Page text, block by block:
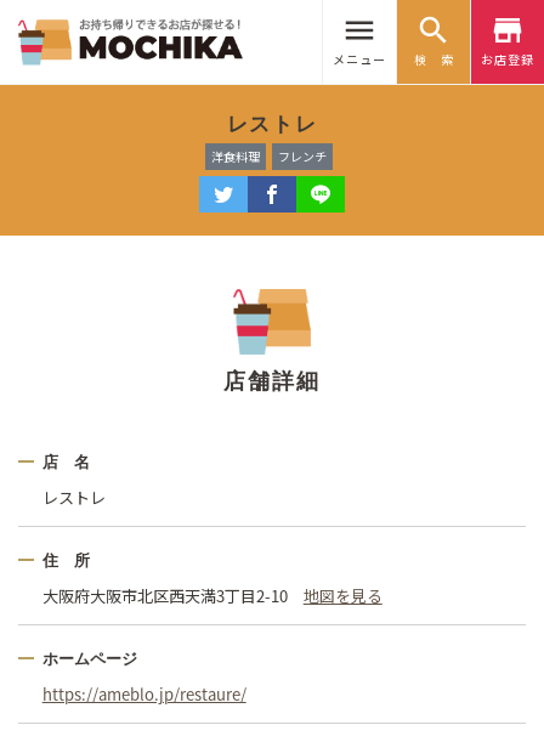
menu
メニュー
search
検 索
store
お店登録
レストレ
洋食料理 フレンチ
店舗詳細
店 名
レストレ
住 所
大阪府大阪市北区西天満3丁目2-10 地図を見る
ホームページ
https://ameblo.jp/restaure/